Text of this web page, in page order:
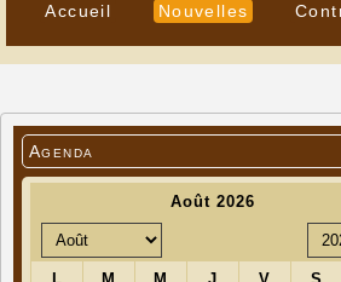
Accueil Nouvelles
Agenda